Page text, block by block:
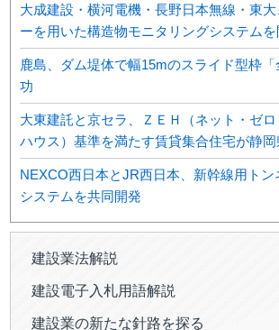
大成建設・横河電機・長野日本無線・東
ーを用いた構造物モニタリングシステムを
鹿島、ダム堤体で幅15mのスライド型枠
功
大東建託と京セラ、ＺＥＨ（ネット・ゼロ
ハウス）基準を満たす賃貸集合住宅が静
NEXCO西日本とJR西日本、新幹線用トン
システムを共同開発
建設業法解説
建設電子入札用語解説
建設業の新たな針路を探る